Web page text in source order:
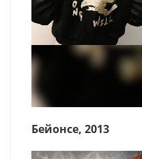
Бейонсе, 2013